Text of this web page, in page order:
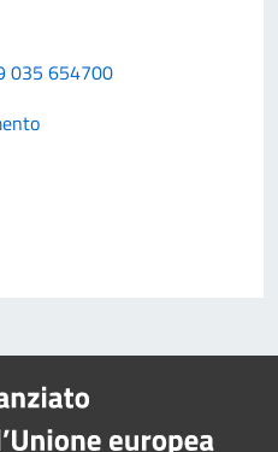
035 654700